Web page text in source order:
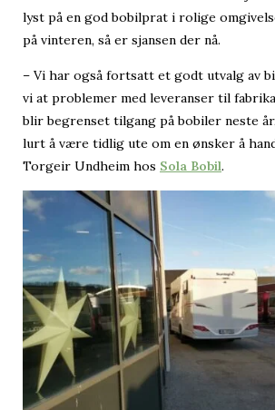
lyst på en god bobilprat i rolige
på vinteren, så er sjansen der nå.
– Vi har også fortsatt et godt utvalg av
vi at problemer med leveranser til
blir begrenset tilgang på bobiler neste
lurt å være tidlig ute om en ønsker å
Torgeir Undheim hos Sola Bobil.